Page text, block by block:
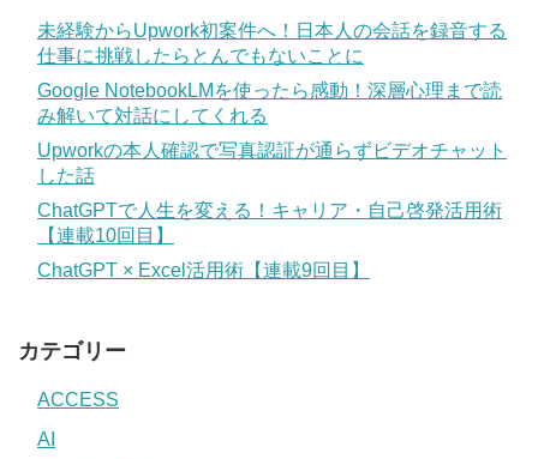
未経験からUpwork初案件へ！日本人の会話を録音する
仕事に挑戦したらとんでもないことに
Google NotebookLMを使ったら感動！深層心理まで読
み解いて対話にしてくれる
Upworkの本人確認で写真認証が通らずビデオチャット
した話
ChatGPTで人生を変える！キャリア・自己啓発活用術
【連載10回目】
ChatGPT × Excel活用術【連載9回目】
カテゴリー
ACCESS
AI